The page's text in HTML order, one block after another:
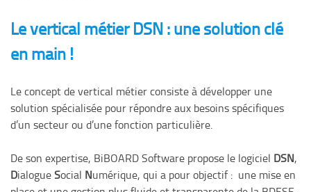
Le vertical métier DSN : une solution clé
en main !
Le concept de vertical métier consiste à développer une
solution spécialisée pour répondre aux besoins spécifiques
d’un secteur ou d’une fonction particulière.
De son expertise, BiBOARD Software propose le logiciel DSN,
DialogueSocial Numérique, qui a pour objectif : une mise en